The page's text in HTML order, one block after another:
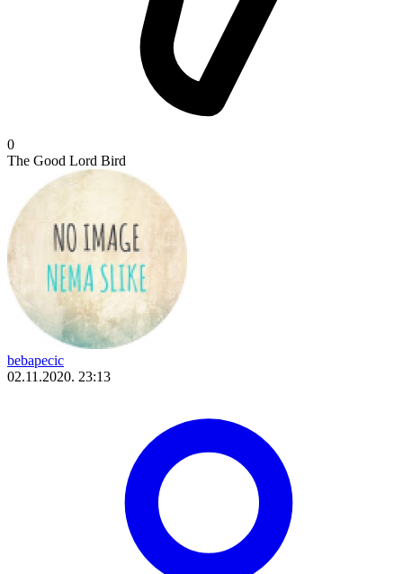
0
The Good Lord Bird
bebapecic
02.11.2020. 23:13